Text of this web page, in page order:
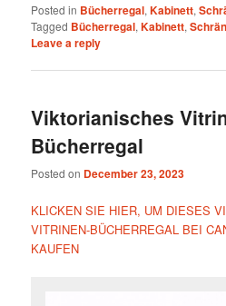
Posted in Bücherregal,Kabinett,
Tagged Bücherregal,Kabinett,
Leave a reply
Viktorianisches
Bücherregal
Posted on December 23, 2023
KLICKEN SIE HIER, UM DIESES
VITRINEN-BÜCHERREGAL BEI
KAUFEN